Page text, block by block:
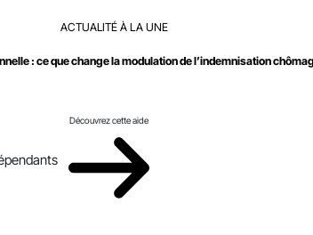
ACTUALITÉ À LA UNE
: ce que change la modulation de l’indemnisation
Découvrez cette aide